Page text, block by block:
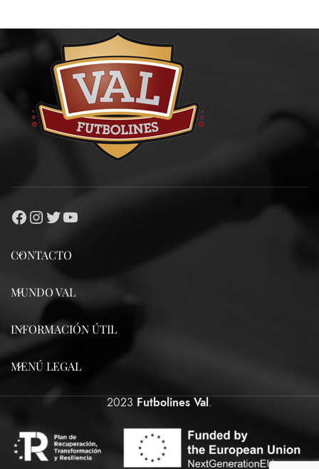
CONTACTO
MUNDO VAL
INFORMACIÓN ÚTIL
MENÚ LEGAL
2023 Futbolines Val.